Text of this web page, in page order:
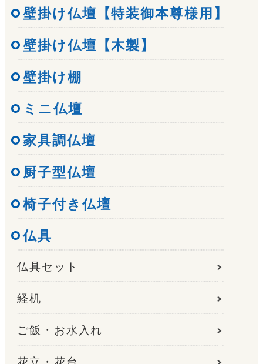
壁掛け仏壇【特装御本尊様用】
壁掛け仏壇【木製】
壁掛け棚
ミニ仏壇
家具調仏壇
厨子型仏壇
椅子付き仏壇
仏具
仏具セット
経机
ご飯・お水入れ